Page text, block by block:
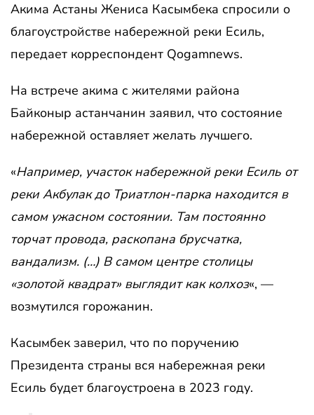
Акима Астаны Жениса Касымбека спросили о
благоустройстве набережной реки Есиль,
передает корреспондент Qogamnews.
На встрече акима с жителями района
Байконыр астанчанин заявил, что состояние
набережной оставляет желать лучшего.
«Например, участок набережной реки Есиль от
реки Акбулак до Триатлон-парка находится в
самом ужасном состоянии. Там постоянно
торчат провода, раскопана брусчатка,
вандализм. (…) В самом центре столицы
«золотой квадрат» выглядит как колхоз«, —
возмутился горожанин.
Касымбек заверил, что по поручению
Президента страны вся набережная реки
Есиль будет благоустроена в 2023 году.